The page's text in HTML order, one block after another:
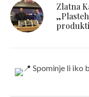
Zlatna